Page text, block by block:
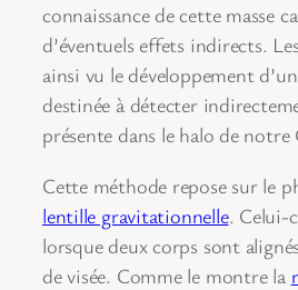
connaissance de cette masse
d’éventuels effets indirects.
ainsi vu le développement
destinée à détecter
présente dans le halo de notre
Cette méthode repose sur le
lentille gravitationnelle. Celui-
lorsque deux corps sont
de visée. Comme le montre la